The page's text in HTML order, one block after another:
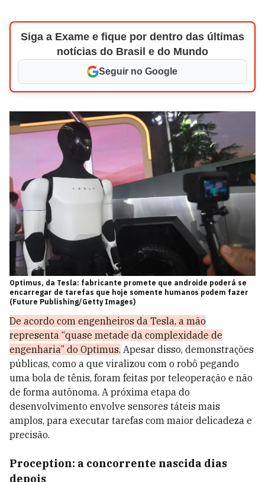
Siga a Exame e fique por dentro das últimas
notícias do Brasil e do Mundo
Seguir no Google
Optimus, da Tesla: fabricante promete que androide poderá se
encarregar de tarefas que hoje somente humanos podem fazer
(Future Publishing/Getty Images)
De acordo com engenheiros da Tesla, a mão
representa “quase metade da complexidade de
engenharia” do Optimus. Apesar disso, demonstrações
públicas, como a que viralizou com o robô pegando
uma bola de tênis, foram feitas por teleoperação e não
de forma autônoma. A próxima etapa do
desenvolvimento envolve sensores táteis mais
amplos, para executar tarefas com maior delicadeza e
precisão.
Proception: a concorrente nascida dias
depois